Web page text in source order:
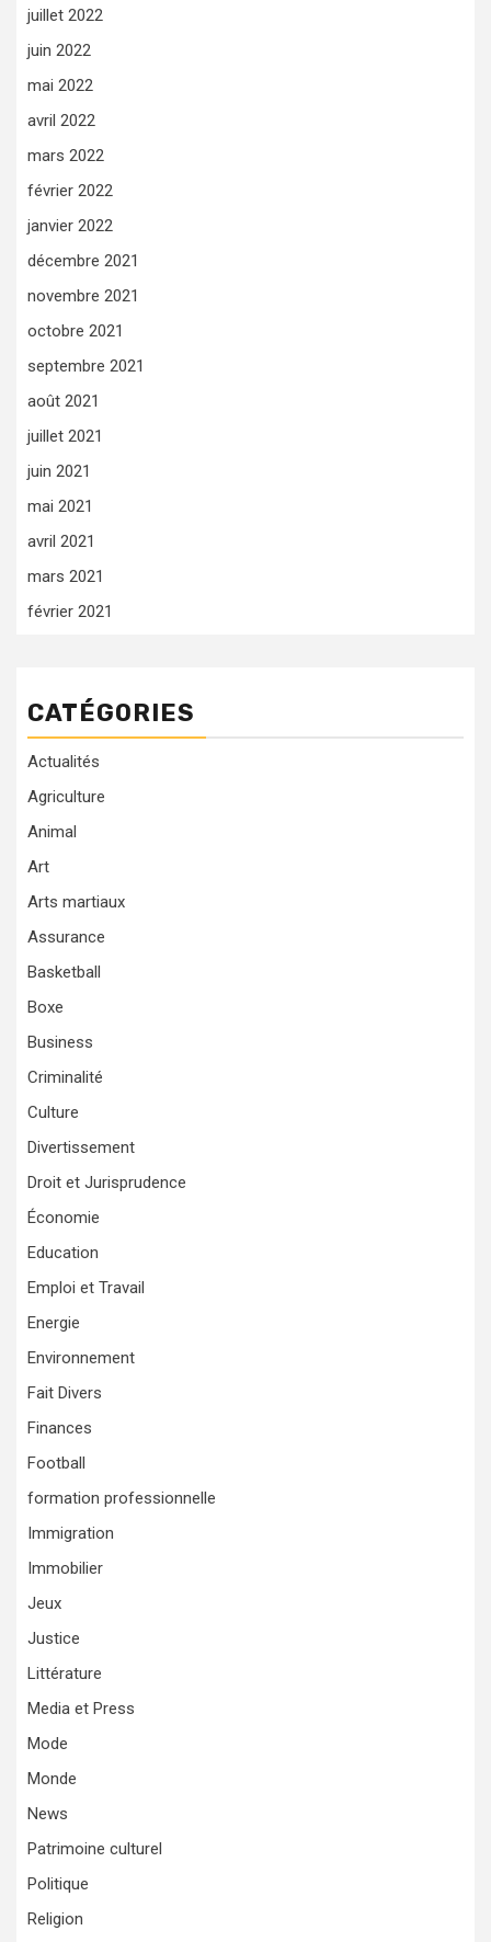
juillet 2022
juin 2022
mai 2022
avril 2022
mars 2022
février 2022
janvier 2022
décembre 2021
novembre 2021
octobre 2021
septembre 2021
août 2021
juillet 2021
juin 2021
mai 2021
avril 2021
mars 2021
février 2021
CATÉGORIES
Actualités
Agriculture
Animal
Art
Arts martiaux
Assurance
Basketball
Boxe
Business
Criminalité
Culture
Divertissement
Droit et Jurisprudence
Économie
Education
Emploi et Travail
Energie
Environnement
Fait Divers
Finances
Football
formation professionnelle
Immigration
Immobilier
Jeux
Justice
Littérature
Media et Press
Mode
Monde
News
Patrimoine culturel
Politique
Religion